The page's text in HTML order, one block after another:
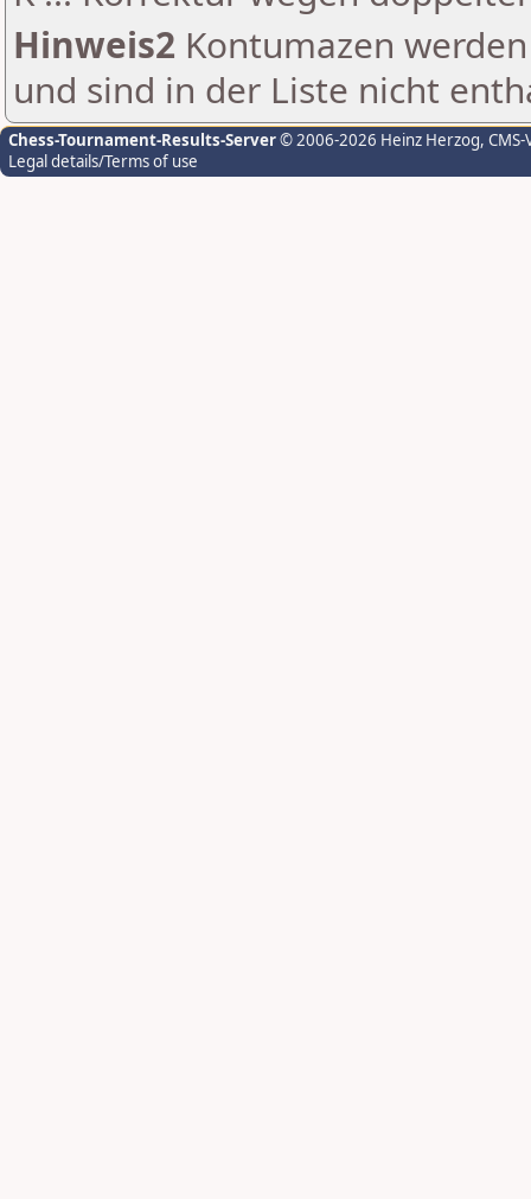
Hinweis2 Kontumazen
und sind in der Liste nicht
Chess-Tournament-Results-Server© 2006-2026 Heinz Herzog,
Legal details/Terms of use